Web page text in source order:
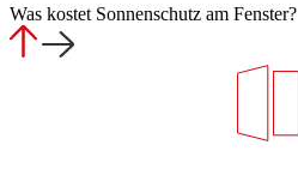
Was kostet Sonnenschutz am Fenster?